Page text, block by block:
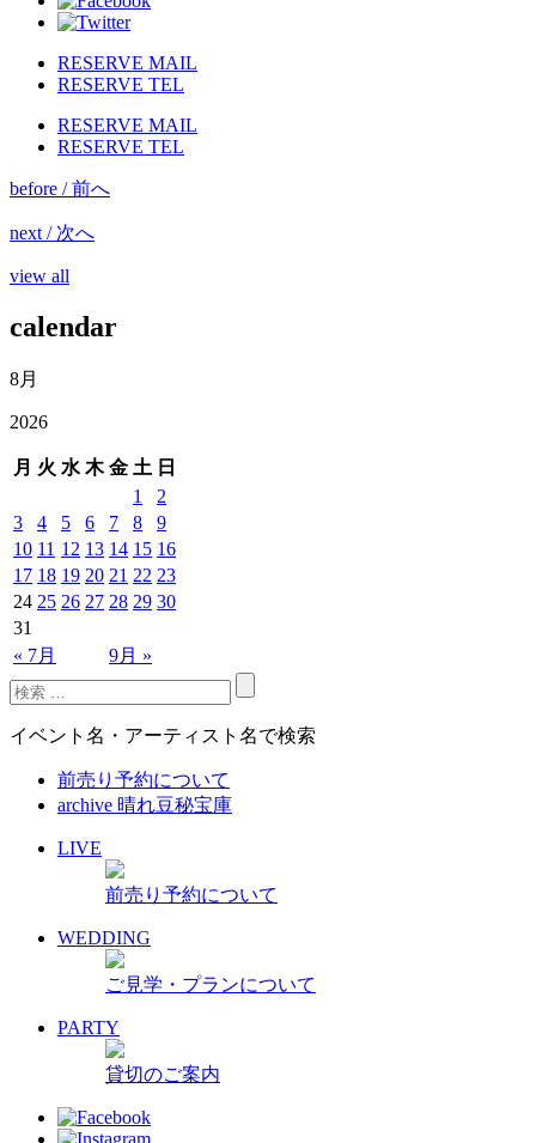
RESERVE MAIL
RESERVE TEL
RESERVE MAIL
RESERVE TEL
before / 前へ
next / 次へ
view all
calendar
8月
2026
月 火 水 木 金 土 日
« 7月 9月 »
1
2
3
4 5 6 7 8
9
10 11 12 13 14 15 16
17 18 19 20 21 22 23
24 25 26 27 28 29 30
31
イベント名・アーティスト名で検索
前売り予約について
archive 晴れ豆秘宝庫
LIVE
前売り予約について
WEDDING
ご見学・プランについて
PARTY
貸切のご案内